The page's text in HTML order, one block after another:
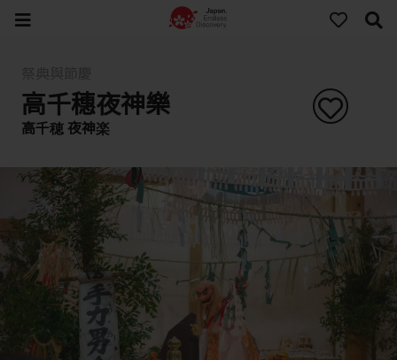
高千穗夜神樂
高千穂 夜神楽